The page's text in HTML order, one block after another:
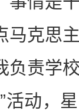
马克思
负责学
活动，